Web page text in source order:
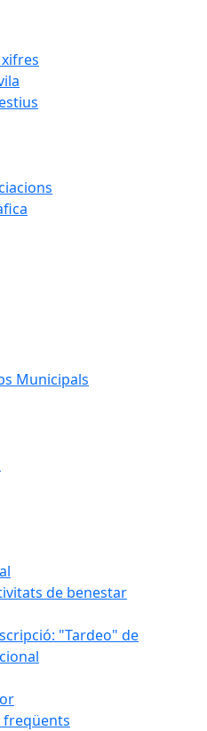
Municipals
de benestar
"Tardeo" de
freqüents